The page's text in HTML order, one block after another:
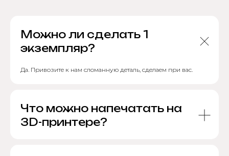
Можно ли сделать 1
экземпляр?
Да. Привозите к нам сломанную деталь, сделаем при вас.
Что можно напечатать на
3D-принтере?